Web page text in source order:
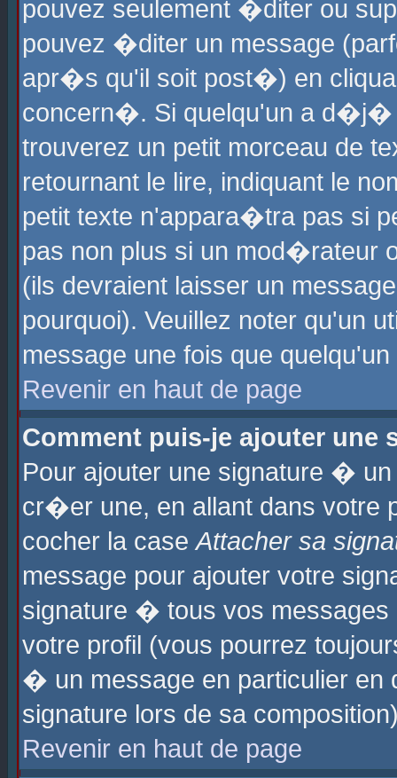
pouvez seulement �diter ou
pouvez �diter un message
apr�s qu'il soit post�) en
concern�. Si quelqu'un a
trouverez un petit morceau de
retournant le lire, indiquant le
petit texte n'appara�tra pas si
pas non plus si un mod�rateur
(ils devraient laisser un
pourquoi). Veuillez noter qu'un
message une fois que
Revenir en haut de page
Comment puis-je ajouter une
Pour ajouter une signature �
cr�er une, en allant dans
cocher la caseAttacher sa
message pour ajouter votre
signature � tous vos
votre profil (vous pourrez
� un message en particulier
signature lors de sa
Revenir en haut de page